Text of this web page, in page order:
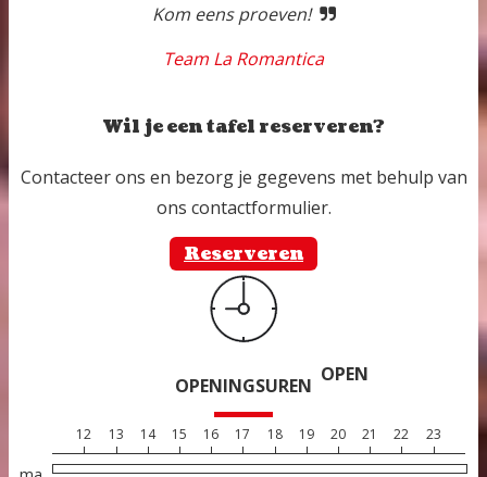
Kom eens proeven!
Team La Romantica
Wil je een tafel reserveren?
Contacteer ons en bezorg je gegevens met behulp van
ons contactformulier.
Reserveren
OPENINGSUREN OPEN
12 13 14 15 16 17 18 19 20 21 22 23